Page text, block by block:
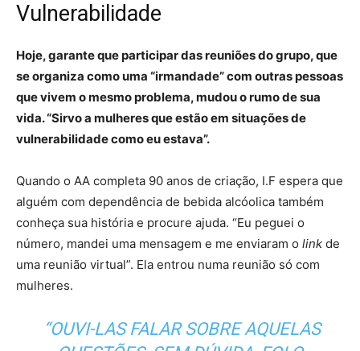
Vulnerabilidade
Hoje, garante que participar das reuniões do grupo, que
se organiza como uma “irmandade” com outras pessoas
que vivem o mesmo problema, mudou o rumo de sua
vida. “Sirvo a mulheres que estão em situações de
vulnerabilidade como eu estava”.
Quando o AA completa 90 anos de criação, I.F espera que
alguém com dependência de bebida alcóolica também
conheça sua história e procure ajuda. “Eu peguei o
número, mandei uma mensagem e me enviaram o link de
uma reunião virtual”. Ela entrou numa reunião só com
mulheres.
“OUVI-LAS FALAR SOBRE AQUELAS